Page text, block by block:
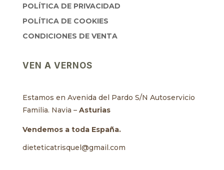
POLÍTICA DE PRIVACIDAD
POLÍTICA DE COOKIES
CONDICIONES DE VENTA
VEN A VERNOS
Estamos en Avenida del Pardo S/N Autoservicio
Familia. Navia – Asturias
Vendemos a toda España.
dieteticatrisquel@gmail.com